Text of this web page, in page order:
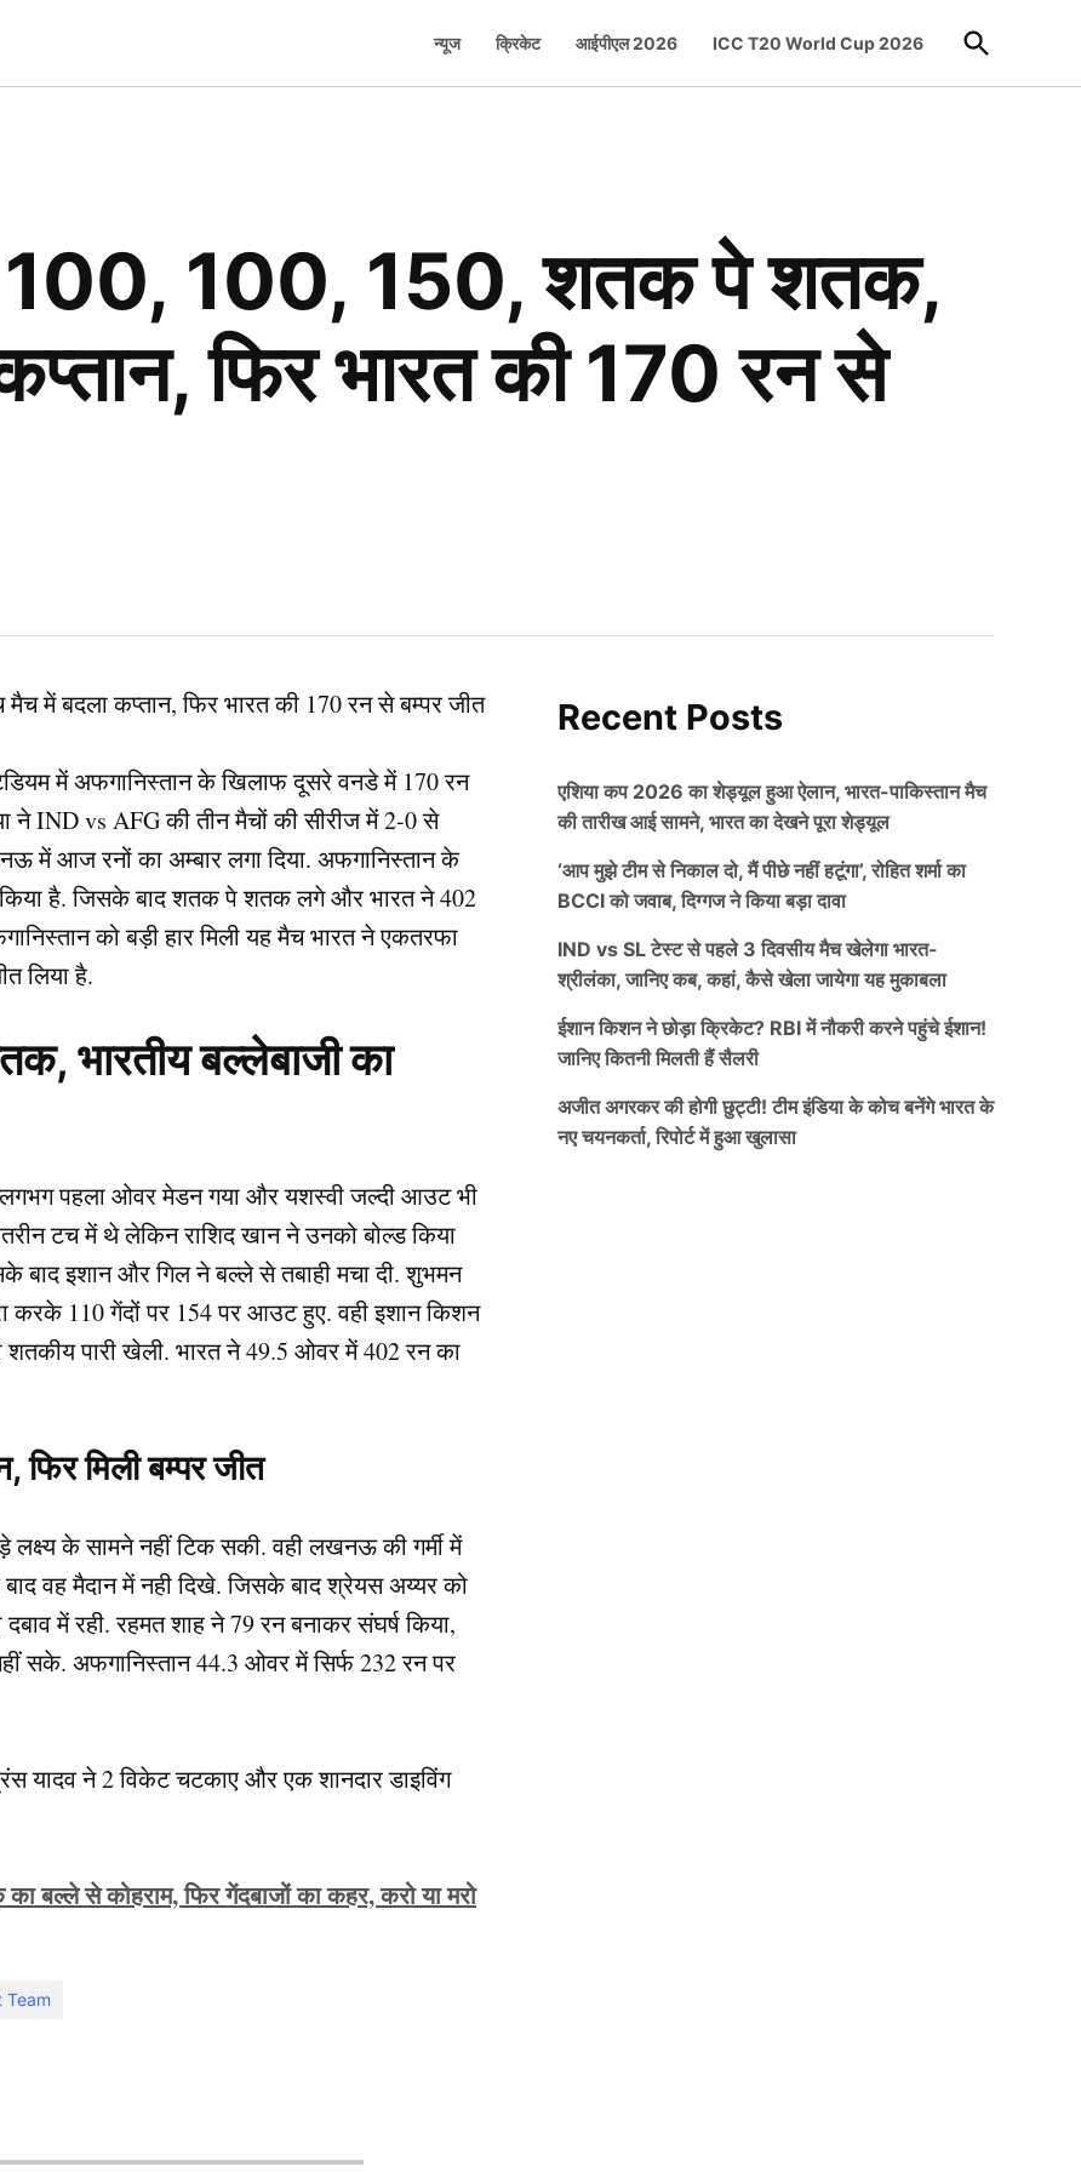
न्यूज क्रिकेट आईपीएल 2026 ICC T20 World Cup 2026
Open
Search
100, 150, शतक पे शतक,
फिर भारत की 170 रन से
में अफगानिस्तान के खिलाफ दूसरे वनडे में 170 रन
ने IND vs AFG की तीन मैचों की सीरीज में 2-0 से
में आज रनों का अम्बार लगा दिया. अफगानिस्तान के
है. जिसके बाद शतक पे शतक लगे और भारत ने 402
को बड़ी हार मिली यह मैच भारत ने एकतरफा
लिया है.
भारतीय बल्लेबाजी का
पहला ओवर मेडन गया और यशस्वी जल्दी आउट भी
टच में थे लेकिन राशिद खान ने उनको बोल्ड किया
इशान और गिल ने बल्ले से तबाही मचा दी. शुभमन
करके 110 गेंदों पर 154 पर आउट हुए. वही इशान किशन
पारी खेली. भारत ने 49.5 ओवर में 402 रन का
मिली बम्पर जीत
लक्ष्य के सामने नहीं टिक सकी. वही लखनऊ की गर्मी में
वह मैदान में नही दिखे. जिसके बाद श्रेयस अय्यर को
में रही. रहमत शाह ने 79 रन बनाकर संघर्ष किया,
सके. अफगानिस्तान 44.3 ओवर में सिर्फ 232 रन पर
यादव ने 2 विकेट चटकाए और एक शानदार डाइविंग
बल्ले से कोहराम, फिर गेंदबाजों का कहर, करो या मरो
Team
Recent Posts
एशिया कप 2026 का शेड्यूल हुआ ऐलान, भारत-पाकिस्तान मैच
की तारीख आई सामने, भारत का देखने पूरा शेड्यूल
‘आप मुझे टीम से निकाल दो, मैं पीछे नहीं हटूंगा’, रोहित शर्मा का
BCCI को जवाब, दिग्गज ने किया बड़ा दावा
IND vs SL टेस्ट से पहले 3 दिवसीय मैच खेलेगा भारत-
श्रीलंका, जानिए कब, कहां, कैसे खेला जायेगा यह मुकाबला
ईशान किशन ने छोड़ा क्रिकेट? RBI में नौकरी करने पहुंचे ईशान!
जानिए कितनी मिलती हैं सैलरी
अजीत अगरकर की होगी छुट्टी! टीम इंडिया के कोच बनेंगे भारत के
नए चयनकर्ता, रिपोर्ट में हुआ खुलासा